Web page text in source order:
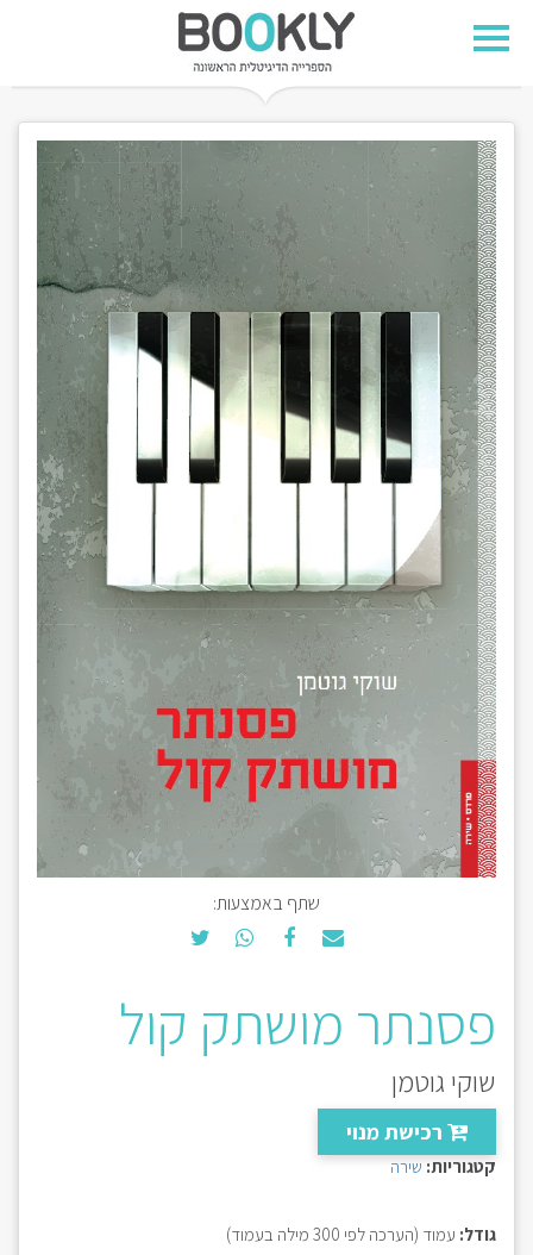
שתף באמצעות:
פסנתר מושתק קול
שוקי גוטמן
רכישת מנוי
קטגוריות: שירה
גודל: עמוד (הערכה לפי 300 מילה בעמוד)